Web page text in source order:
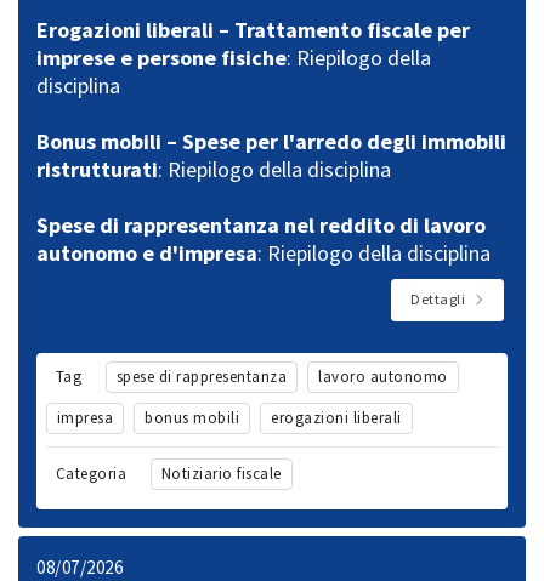
Erogazioni liberali – Trattamento fiscale per
imprese e persone fisiche: Riepilogo della
disciplina
Bonus mobili – Spese per l'arredo degli immobili
ristrutturati: Riepilogo della disciplina
Spese di rappresentanza nel reddito di lavoro
autonomo e d'impresa: Riepilogo della disciplina
Dettagli
Tag spese di rappresentanza
lavoro autonomo
impresa
bonus mobili erogazioni liberali
Categoria Notiziario fiscale
08/07/2026